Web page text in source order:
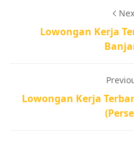
Lowongan Kerja
Lowongan Kerja